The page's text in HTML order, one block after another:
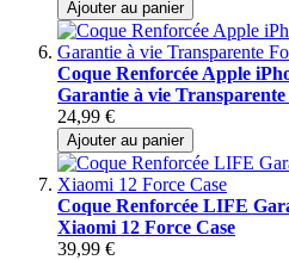
Ajouter au panier
Coque Renforcée Apple
Garantie à vie Transparente
24,99 €
Ajouter au panier
Coque Renforcée LIFE
Xiaomi 12 Force Case
39,99 €